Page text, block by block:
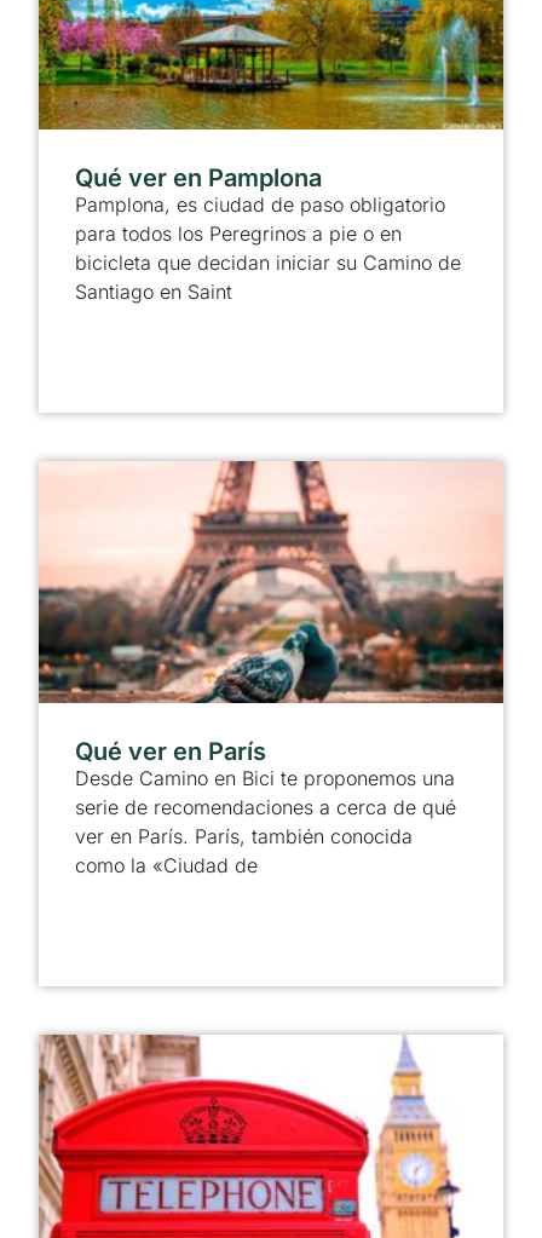
Qué ver en Pamplona
Pamplona, es ciudad de paso obligatorio
para todos los Peregrinos a pie o en
bicicleta que decidan iniciar su Camino de
Santiago en Saint
Qué ver en París
Desde Camino en Bici te proponemos una
serie de recomendaciones a cerca de qué
ver en París. París, también conocida
como la «Ciudad de